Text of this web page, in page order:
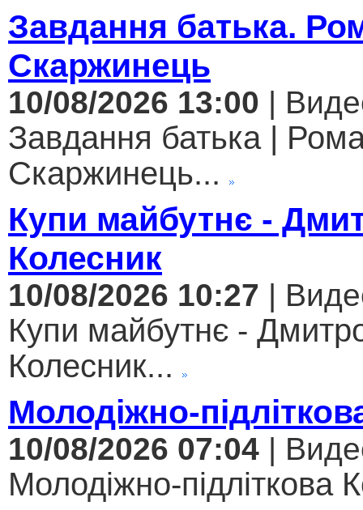
Завдання батька.
Скаржинець
10/08/2026 13:00 |
Завдання батька |
Скаржинець...
Купи майбутнє -
Колесник
10/08/2026 10:27 |
Купи майбутнє -
Колесник...
Молодіжно-
10/08/2026 07:04 |
Молодіжно-підліткова